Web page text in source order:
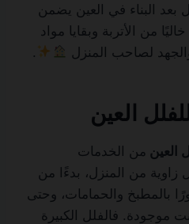
بعد البناء في العين يضمن
من الأتربة وبقايا مواد
لصاحب المنزل
.
العين
العين من الخدمات
زاوية من المنزل، بدءًا من
بالمطبخ والحمامات، وحتى
موجودة. فالفلل الكبيرة